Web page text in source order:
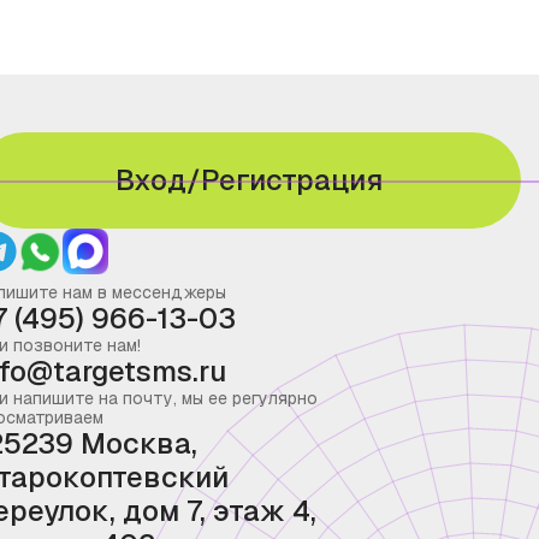
Вход/Регистрация
нам в мессенджеры
(495) 966-13-03
позвоните нам!
напишите на почту, мы ее регулярно
Москва,
дом 7, этаж 4,